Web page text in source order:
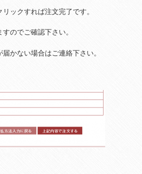
ックすれば注文完了です。
のでご確認下さい。
かない場合はご連絡下さい。